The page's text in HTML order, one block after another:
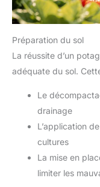
Préparation du sol
La réussite d’un
adéquate du sol.
Le
drainage
L’application
cultures
La mise en
limiter les